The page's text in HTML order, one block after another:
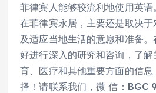
菲律宾人能够较流利地使用英
在菲律宾永居，主要还是取决
及适应当地生活的意愿和准备
好进行深入的研究和咨询，了
育、医疗和其他重要方面的信
择！请联系我们，微 信：BGC